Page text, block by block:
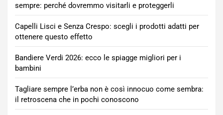
sempre: perché dovremmo visitarli e proteggerli
Capelli Lisci e Senza Crespo: scegli i prodotti adatti per
ottenere questo effetto
Bandiere Verdi 2026: ecco le spiagge migliori per i
bambini
Tagliare sempre l’erba non è così innocuo come sembra:
il retroscena che in pochi conoscono